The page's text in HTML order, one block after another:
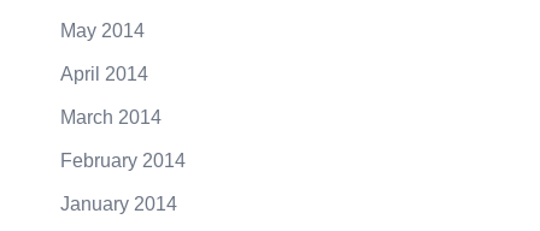
May 2014
April 2014
March 2014
February 2014
January 2014